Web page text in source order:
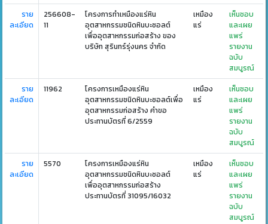
ราย
ละเอียด
256608-
11
โครงการทำเหมืองแร่หิน
อุตสาหกรรมชนิดหินบะซอลต์
เพื่ออุตสาหกรรมก่อสร้าง ของ
บริษัท สุรินทร์รุ่งนคร จำกัด
เหมือง
แร่
เห็นชอบ
และเผย
แพร่
รายงาน
ฉบับ
สมบูรณ์
ราย
ละเอียด
11962
โครงการเหมืองแร่หิน
อุตสาหกรรมชนิดหินบะซอลต์เพื่อ
อุตสาหกรรมก่อสร้าง คำขอ
ประทานบัตรที่ 6/2559
เหมือง
แร่
เห็นชอบ
และเผย
แพร่
รายงาน
ฉบับ
สมบูรณ์
ราย
ละเอียด
5570
โครงการเหมืองแร่หิน
อุตสาหกรรมชนิดหินบะซอลต์
เพื่ออุตสาหกรรมก่อสร้าง
ประทานบัตรที่ 31095/16032
เหมือง
แร่
เห็นชอบ
และเผย
แพร่
รายงาน
ฉบับ
สมบูรณ์